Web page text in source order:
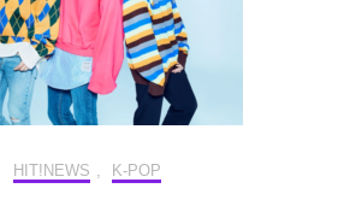
HIT!NEWS K-POP